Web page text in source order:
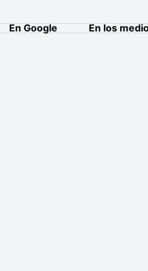
En Google En los